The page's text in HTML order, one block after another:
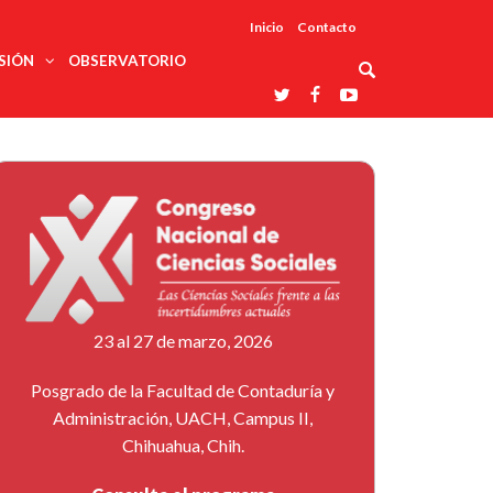
Inicio Contacto
ciencias
profesionales
trabajo
Redes
temáticas
Laboratorios
nacionales
Entidades
afines
Reconoce
La UDUALC
A La
Universidad
De México
En Su 475
Aniversario
OBSERVATORIO
23 al 27 de marzo, 2026
Posgrado de la Facultad de Contaduría y
Administración, UACH, Campus II,
Chihuahua, Chih.